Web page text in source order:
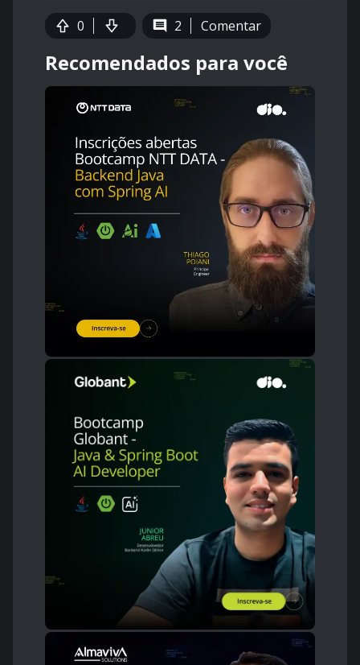
0 2 Comentar
Recomendados para você